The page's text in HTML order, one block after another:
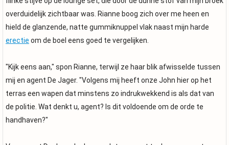
overduidelijk zichtbaar was. Rianne boog zich over me heen en
hield de glanzende, natte gummiknuppel vlak naast mijn harde
erectie om de boel eens goed te vergelijken.
"Kijk eens aan," spon Rianne, terwijl ze haar blik afwisselde tussen
mij en agent De Jager. "Volgens mij heeft onze John hier op het
terras een wapen dat minstens zo indrukwekkend is als dat van
de politie. Wat denkt u, agent? Is dit voldoende om de orde te
handhaven?"